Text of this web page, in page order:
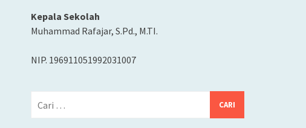
Kepala Sekolah
Muhammad Rafajar, S.Pd., M.TI.
NIP. 196911051992031007